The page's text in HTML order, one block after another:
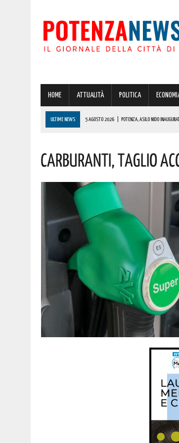
HOME ATTUALITÀ POLITICA
ULTIME NEWS 5 AGOSTO 2026 POTENZA: IN CITTÀ E NEL
5 AGOSTO 2026 | A MOLITERNO IN ONORE DEL PATRONO SAN
| POTENZA, ASILO NIDO INAUGURATO IN PROVINCIA:
Carburanti, Taglio